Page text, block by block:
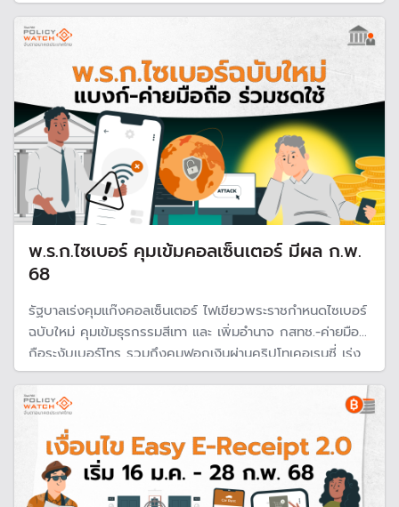
จนถึงวันที่ 30 มิ.ย. 69 คาดรัฐสูญรายได้ 2 หมื่นล้านบาท อ้าง
หนุนจีดีพีโตเพิ่ม 1.06%
พ.ร.ก.ไซเบอร์ คุมเข้มคอลเซ็นเตอร์ มีผล ก.พ.
68
รัฐบาลเร่งคุมแก๊งคอลเซ็นเตอร์ ไฟเขียวพระราชกำหนดไซเบอร์
ฉบับใหม่ คุมเข้มธุรกรรมสีเทา และ เพิ่มอำนาจ กสทช.-ค่ายมือ
ถือระงับเบอร์โทร รวมถึงคุมฟอกเงินผ่านคริปโทเคอเรนซี่ เร่ง
คืนเงินผู้เสียหายไม่ต้องรอยื่นศาล เพิ่มโทษผู้เกี่ยวข้อง พร้อมให้
แบงก์-ค่ายมือถือร่วมชดใช้ค่าเสียหาย